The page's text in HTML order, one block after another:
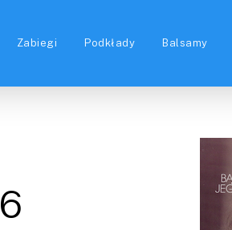
Zabiegi Podkłady Balsamy